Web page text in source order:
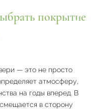
покрытие
— это не просто
атмосферу,
на годы вперед. В
в сторону